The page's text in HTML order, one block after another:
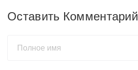
Оставить Комментарий